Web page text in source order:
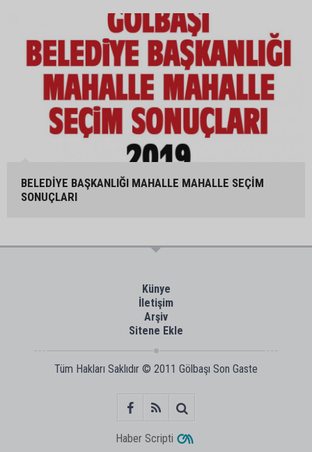
BELEDİYE BAŞKANLIĞI MAHALLE MAHALLE SEÇİM
SONUÇLARI
Künye
İletişim
Arşiv
Sitene Ekle
Tüm Hakları Saklıdır © 2011 Gölbaşı Son Gaste
Haber Scripti